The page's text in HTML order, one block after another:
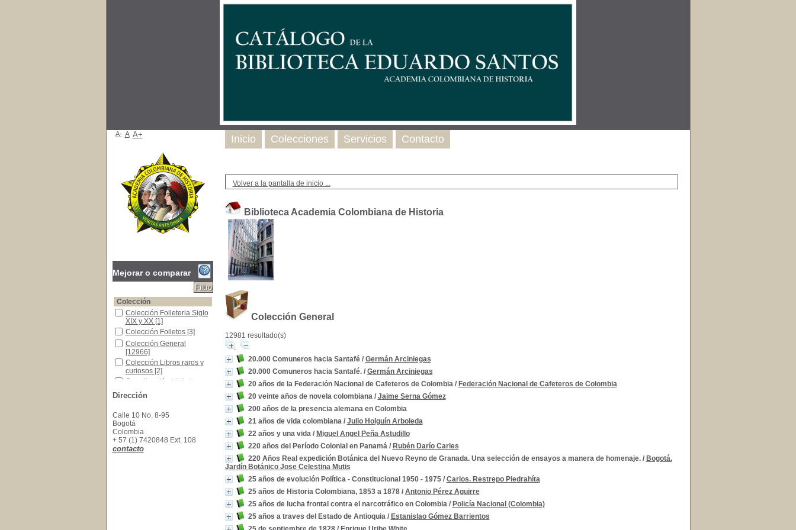
Volver a la pantalla de inicio ...
Biblioteca Academia Colombiana de Historia
Colección General
12981 resultado(s)
20.000 Comuneros hacia Santafé/ Germán Arciniegas
20.000 Comuneros hacia Santafé./ Germán Arciniegas
20 años de la Federación Nacional de Cafeteros de Colombia / Federación Nacional de Cafeteros de Colombia
20 veinte años de novela colombiana/ Jaime Serna Gómez
200 años de la presencia alemana en Colombia
21 años de vida colombiana / Julio Holguín Arboleda
22 años y una vida / Miguel Angel Peña Astudillo
220 años del Período Colonial en Panamá/ Rubén Darío Carles
220 Años Real expedición Botánica del Nuevo Reyno de Granada. Una selección de ensayos a manera de homenaje./ Bogotá.
Jardín Botánico Jose Celestina Mutis
25 años de evolución Política - Constitucional 1950 - 1975/ Carlos. Restrepo Piedrahíta
25 años de Historia Colombiana, 1853 a 1878/ Antonio Pérez Aguirre
25 años de lucha frontal contra el narcotráfico en Colombia/ Policía Nacional (Colombia)
25 años a traves del Estado de Antioquia / Estanislao Gómez Barrientos
Inicio Colecciones Servicios Contacto
A- A A+
Mejorar o comparar
Colección
Colección Folleteria Siglo XIX y XX
Colección Folleteria Siglo
XIX y XX [1]
Colección Folletos
Colección Folletos [3]
Colección General
Colección General
[12966]
Colección Libros raros y curiosos
Colección Libros raros y
curiosos [2]
Coordinación biblioteca
Coordinación biblioteca
Presidencia ACH
Presidencia ACH
Referencia
Referencia[6]
Secretaría General
Secretaría General
Materias
Colombia--Historia
Colombia--Historia
Colombia--Política y gobierno--Siglo XIX
Colombia -Historia -Guerra de Independencia--1810-1819
Dirección
Calle 10 No. 8-95
Bogotá
Colombia
+ 57 (1) 7420848 Ext. 108
contacto